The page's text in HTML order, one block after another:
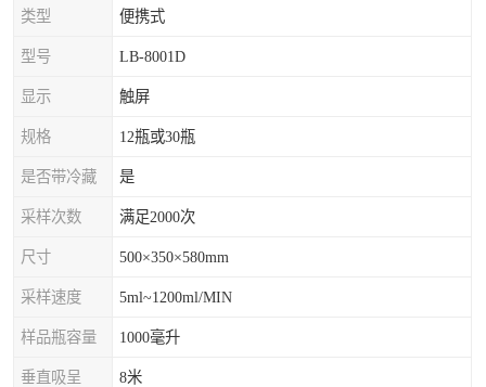
类型 便携式
型号 LB-8001D
显示 触屏
规格 12瓶或30瓶
是否带冷藏 是
采样次数 满足2000次
尺寸 500×350×580mm
采样速度 5ml~1200ml/MIN
样品瓶容量 1000毫升
垂直吸呈 8米